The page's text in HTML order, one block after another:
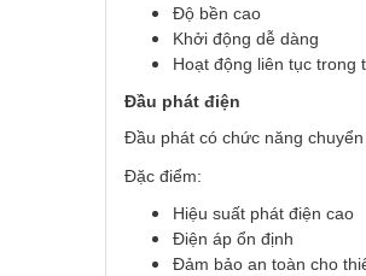
Độ bền cao
Khởi động dễ dàng
Hoạt động liên tục trong
Đầu phát điện
Đầu phát có chức năng
Đặc điểm:
Hiệu suất phát điện cao
Điện áp ổn định
Đảm bảo an toàn cho